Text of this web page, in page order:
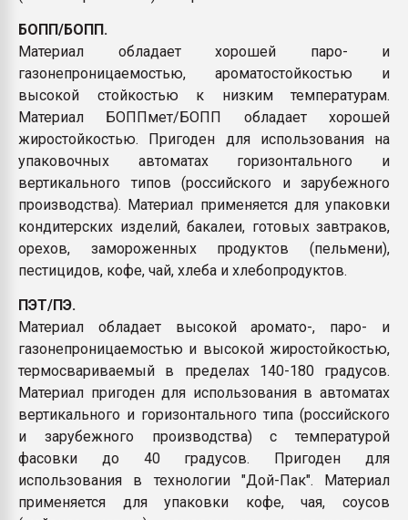
БОПП/БОПП.
Материал обладает хорошей паро- и
газонепроницаемостью, ароматостойкостью и
высокой стойкостью к низким температурам.
Материал БОППмет/БОПП обладает хорошей
жиростойкостью. Пригоден для использования на
упаковочных автоматах горизонтального и
вертикального типов (российского и зарубежного
производства). Материал применяется для упаковки
кондитерских изделий, бакалеи, готовых завтраков,
орехов, замороженных продуктов (пельмени),
пестицидов, кофе, чай, хлеба и хлебопродуктов.
ПЭТ/ПЭ.
Материал обладает высокой аромато-, паро- и
газонепроницаемостью и высокой жиростойкостью,
термосвариваемый в пределах 140-180 градусов.
Материал пригоден для использования в автоматах
вертикального и горизонтального типа (российского
и зарубежного производства) с температурой
фасовки до 40 градусов. Пригоден для
использования в технологии "Дой-Пак". Материал
применяется для упаковки кофе, чая, соусов